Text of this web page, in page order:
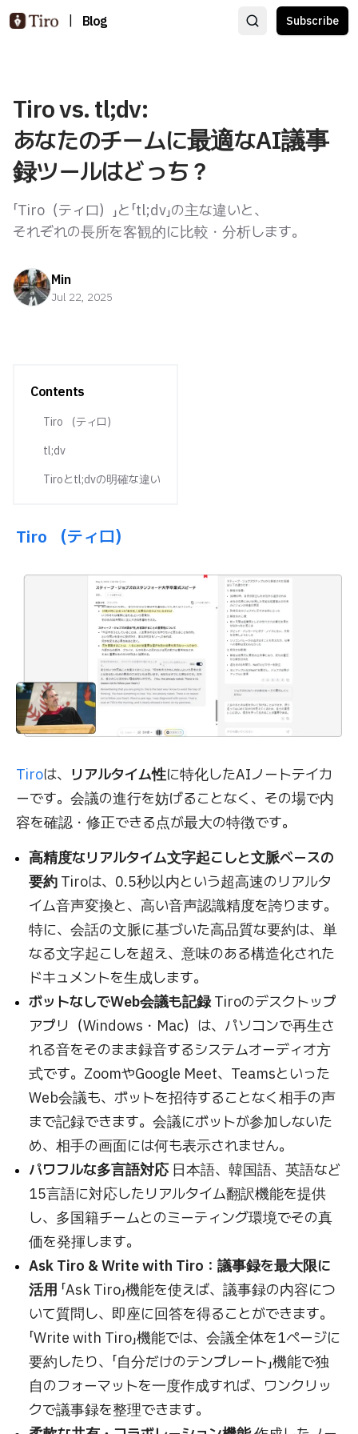
Blog Subscribe
Tiro vs. tl;dv:
あなたのチームに最適なAI議事
録ツールはどっち？
「Tiro（ティロ）」と「tl;dv」の主な違いと、
それぞれの長所を客観的に比較・分析します。
Min
Jul 22, 2025
Contents
Tiro （ティロ）
tl;dv
Tiroとtl;dvの明確な違い
Tiro （ティロ）
Tiroは、 リアルタイム性に特化したAIノートテイカ
ーです。会議の進行を妨げることなく、その場で内
容を確認・修正できる点が最大の特徴です。
高精度なリアルタイム文字起こしと文脈ベースの
要約 Tiroは、0.5秒以内という超高速のリアルタ
イム音声変換と、高い音声認識精度を誇ります。
特に、会話の文脈に基づいた高品質な要約は、単
なる文字起こしを超え、意味のある構造化された
ドキュメントを生成します。
ボットなしでWeb会議も記録Tiroのデスクトップ
アプリ（Windows・Mac）は、パソコンで再生さ
れる音をそのまま録音するシステムオーディオ方
式です。ZoomやGoogle Meet、Teamsといった
Web会議も、ボットを招待することなく相手の声
まで記録できます。会議にボットが参加しないた
め、相手の画面には何も表示されません。
パワフルな多言語対応日本語、韓国語、英語など
15言語に対応したリアルタイム翻訳機能を提供
し、多国籍チームとのミーティング環境でその真
価を発揮します。
Ask Tiro & Write with Tiro：議事録を最大限に
活用 「Ask Tiro」機能を使えば、議事録の内容につ
いて質問し、即座に回答を得ることができます。
「Write with Tiro」機能では、会議全体を1ページに
要約したり、「自分だけのテンプレート」機能で独
自のフォーマットを一度作成すれば、ワンクリッ
クで議事録を整理できます。